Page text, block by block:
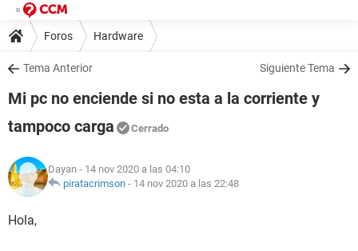
Foros Hardware
Tema Anterior Siguiente Tema
Mi pc no enciende si no esta a la corriente y
tampoco carga
Cerrado
Dayan - 14 nov 2020 a las 04:10
piratacrimson - 14 nov 2020 a las 22:48
Hola,